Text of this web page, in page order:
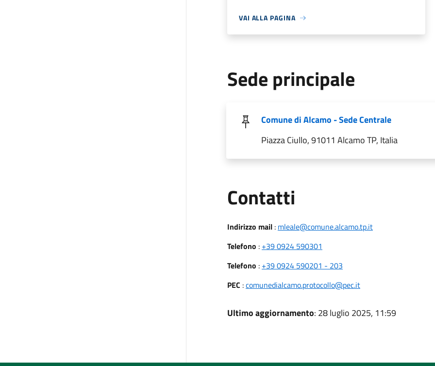
VAI ALLA PAGINA
Sede principale
Comune di Alcamo - Sede Centrale
Piazza Ciullo, 91011 Alcamo TP, Italia
Contatti
Indirizzo mail: mleale@comune.alcamo.tp.it
Telefono : +39 0924 590301
Telefono : +39 0924 590201 - 203
PEC :comunedialcamo.protocollo@pec.it
Ultimo aggiornamento: 28 luglio 2025, 11:59